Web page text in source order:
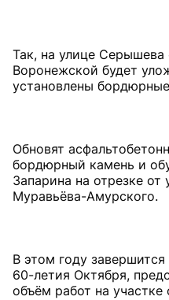
Так, на улице Серышева
Воронежской будет
установлены
Обновят
бордюрный камень и
Запарина на отрезке
Муравьёва-Амурского.
В этом году
60-летия Октября,
объём работ на участке